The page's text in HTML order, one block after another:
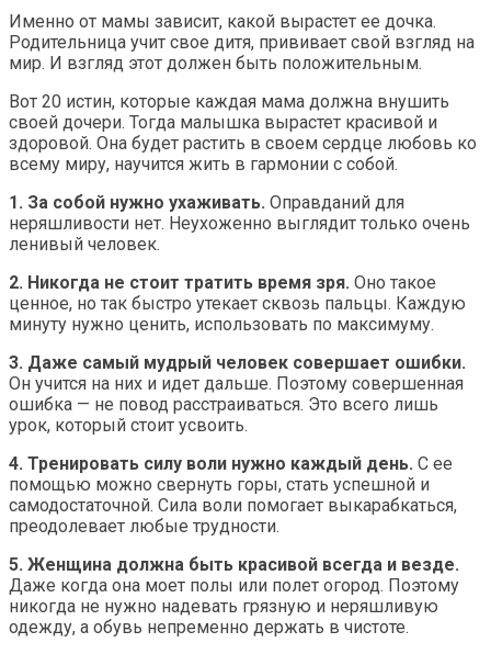
Именно от мамы зависит, какой вырастет ее дочка.
Родительница учит свое дитя, прививает свой взгляд на
мир. И взгляд этот должен быть положительным.
Вот 20 истин, которые каждая мама должна внушить
своей дочери. Тогда малышка вырастет красивой и
здоровой. Она будет растить в своем сердце любовь ко
всему миру, научится жить в гармонии с собой.
1. За собой нужно ухаживать. Оправданий для
неряшливости нет. Неухоженно выглядит только очень
ленивый человек.
2. Никогда не стоит тратить время зря. Оно такое
ценное, но так быстро утекает сквозь пальцы. Каждую
минуту нужно ценить, использовать по максимуму.
3. Даже самый мудрый человек совершает ошибки.
Он учится на них и идет дальше. Поэтому совершенная
ошибка — не повод расстраиваться. Это всего лишь
урок, который стоит усвоить.
4. Тренировать силу воли нужно каждый день. С ее
помощью можно свернуть горы, стать успешной и
самодостаточной. Сила воли помогает выкарабкаться,
преодолевает любые трудности.
5. Женщина должна быть красивой всегда и везде.
Даже когда она моет полы или полет огород. Поэтому
никогда не нужно надевать грязную и неряшливую
одежду, а обувь непременно держать в чистоте.